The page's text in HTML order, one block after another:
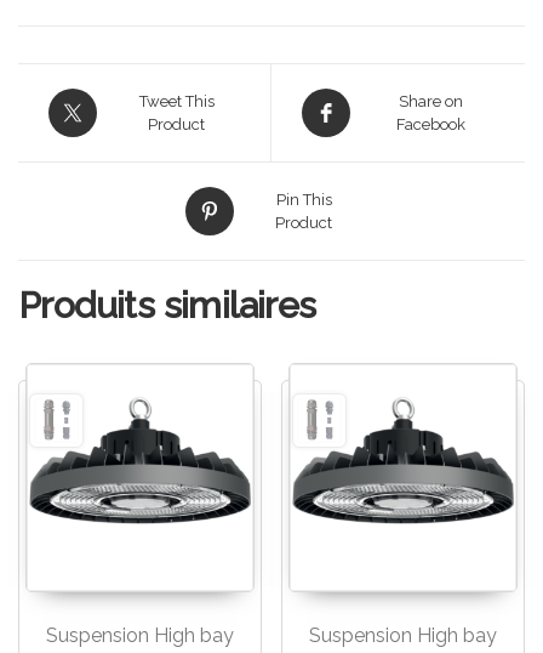
Tweet This
Product
Share on
Facebook
Pin This
Product
Produits similaires
Suspension High bay
Suspension High bay